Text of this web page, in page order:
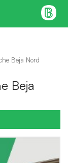
Beja Nord
Beja